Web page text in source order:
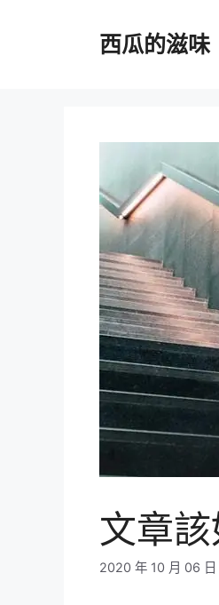
西瓜的滋
文章
2020 年 10 月 06 日